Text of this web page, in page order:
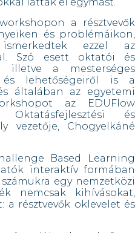
a résztvevők
és problémáikon,
ezzel az
Szó esett oktatói és
illetve a mesterséges
és lehetőségeiről is a
általában az egyetemi
az EDUFlow
és
vezetője, Chogyelkáné
Based Learning
interaktív formában
egy nemzetközi
nemcsak kihívásokat,
a résztvevők oklevelet és